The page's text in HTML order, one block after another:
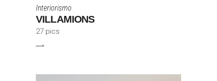
Interiorismo
VILLAMIONS
27 pics